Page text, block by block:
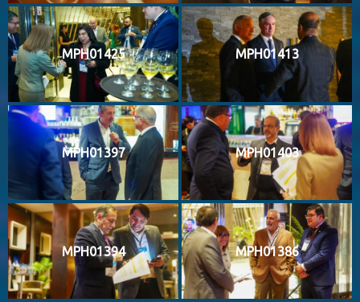
MPH01425 MPH01413
MPH01397 MPH01403
MPH01394 MPH01386